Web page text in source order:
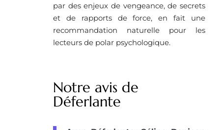
par des enjeux de vengeance, de secrets
et de rapports de force, en fait une
recommandation naturelle pour les
lecteurs de polar psychologique.
Notre avis de
Déferlante